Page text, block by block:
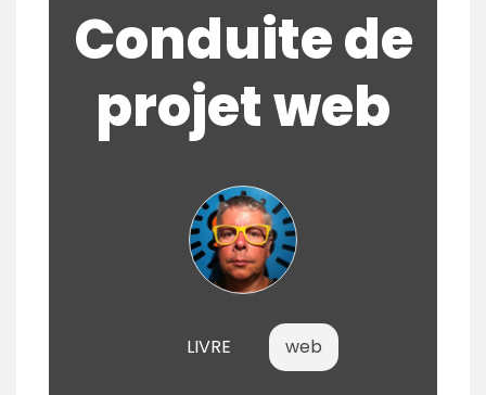
Conduite de
projet web
LIVRE web